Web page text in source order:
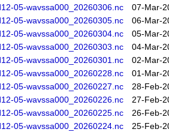
05-wavssa000_20260306.nc
07-Mar-
05-wavssa000_20260305.nc
06-Mar-
05-wavssa000_20260304.nc
05-Mar-
05-wavssa000_20260303.nc
04-Mar-
05-wavssa000_20260301.nc
02-Mar-
05-wavssa000_20260228.nc
01-Mar-
05-wavssa000_20260227.nc
28-Feb-
05-wavssa000_20260226.nc
27-Feb-
05-wavssa000_20260225.nc
26-Feb-
05-wavssa000_20260224.nc
25-Feb-